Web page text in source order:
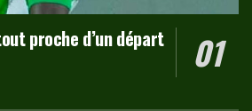
proche d’un départ